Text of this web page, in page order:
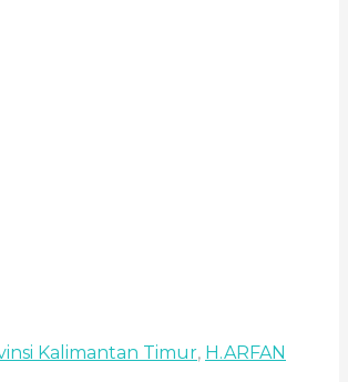
Kalimantan Timur, H.ARFAN